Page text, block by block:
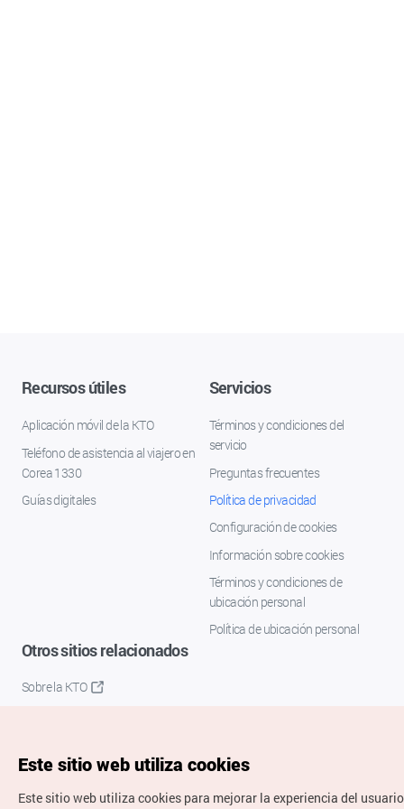
Recursos útiles
Aplicación móvil de la KTO
Teléfono de asistencia al viajero en
Corea 1330
Guías digitales
Servicios
Términos y condiciones del
servicio
Preguntas frecuentes
Política de privacidad
Configuración de cookies
Información sobre cookies
Términos y condiciones de
ubicación personal
Política de ubicación personal
Otros sitios relacionados
Sobre la KTO
Este sitio web utiliza cookies
Este sitio web utiliza cookies para mejorar la experiencia del